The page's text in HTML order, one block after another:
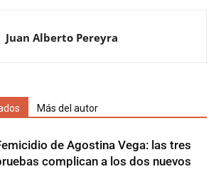
Juan Alberto Pereyra
Más del autor
de Agostina Vega: las tres
complican a los dos nuevos